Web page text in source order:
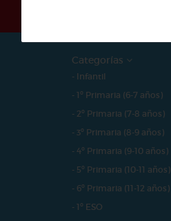
Categorías
- Infantil
- 1º Primaria (6-7 años)
- 2º Primaria (7-8 años)
- 3º Primaria (8-9 años)
- 4º Primaria (9-10 años)
- 5º Primaria (10-11 años)
- 6º Primaria (11-12 años)
- 1º ESO